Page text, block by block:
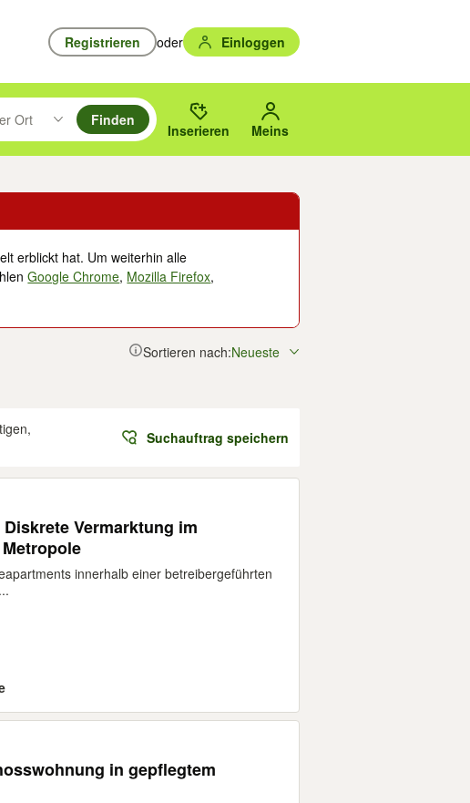
Registrieren oder Einloggen
unten durchsuchen und mit Eingabetaste auswählen.
drücken um zu suchen, oder Vorschläge mit den Pfeiltasten nach oben/
Ort
Umkreis des gewählten Orts oder PLZ.
Finden
Inserieren Meins
erblickt hat. Um weiterhin alle
Google Chrome, Mozilla Firefox,
Sortieren nach:Neueste
Suchauftrag speichern
Vermarktung im
innerhalb einer betreibergeführten
in gepflegtem